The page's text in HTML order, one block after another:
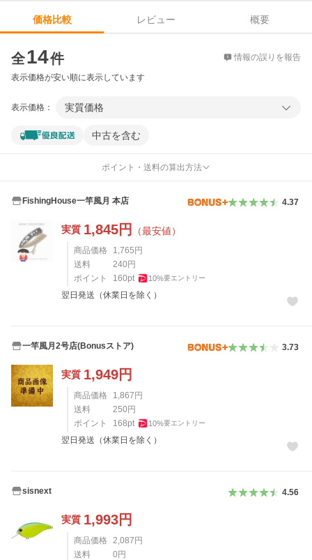
価格比較 レビュー
概要
全14件 情報の誤りを報告
表示価格が安い順に表示しています
表示価格： 実質価格
中古を含む
ポイント・送料の算出方法
FishingHouse一竿風月 本店 4.37
実質 1,845円 （最安値）
商品価格 1,765 円
送料
240 円
ポイント
160pt 10%要エントリー
翌日発送（休業日を除く）
一竿風月2号店(Bonusストア) 3.73
実質 1,949円
商品価格 1,867 円
送料
250 円
ポイント
168pt 10%要エントリー
翌日発送（休業日を除く）
sisnext 4.56
実質 1,993円
商品価格 2,087 円
送料
0 円